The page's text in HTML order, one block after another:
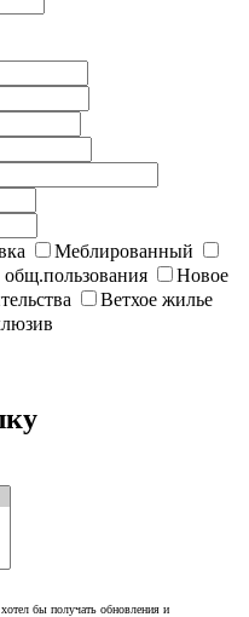
Меблированный
общ.пользования
Новое
Ветхое жилье
бы получать обновления и